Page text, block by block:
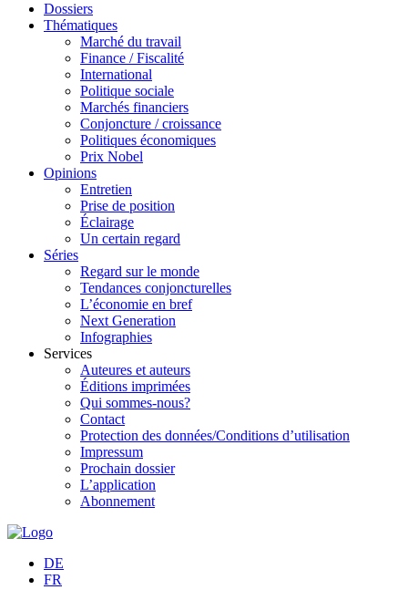
Dossiers
Thématiques
Marché du travail
Finance / Fiscalité
International
Politique sociale
Marchés financiers
Conjoncture / croissance
Politiques économiques
Prix Nobel
Opinions
Entretien
Prise de position
Éclairage
Un certain regard
Séries
Regard sur le monde
Tendances conjoncturelles
L’économie en bref
Next Generation
Infographies
Services
Auteures et auteurs
Éditions imprimées
Qui sommes-nous?
Contact
Protection des données/Conditions d’utilisation
Impressum
Prochain dossier
L’application
Abonnement
DE
FR